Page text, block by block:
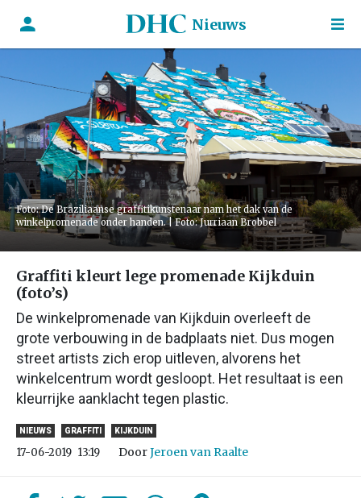
Nieuws
Foto: De Braziliaanse graffitikunstenaar nam het dak van de
winkelpromenade onder handen. | Foto: Jurriaan Brobbel
Graffiti kleurt lege promenade Kijkduin
(foto’s)
De winkelpromenade van Kijkduin overleeft de
grote verbouwing in de badplaats niet. Dus mogen
street artists zich erop uitleven, alvorens het
winkelcentrum wordt gesloopt. Het resultaat is een
kleurrijke aanklacht tegen plastic.
NIEUWS GRAFFITI KIJKDUIN
17-06-2019 13:19 DoorJeroen van Raalte